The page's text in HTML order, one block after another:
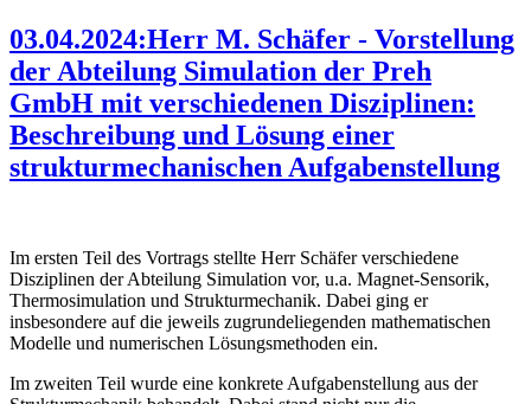
03.04.2024:Herr M. Schäfer - Vorstellung
der Abteilung Simulation der Preh
GmbH mit verschiedenen Disziplinen:
Beschreibung und Lösung einer
strukturmechanischen Aufgabenstellung
Im ersten Teil des Vortrags stellte Herr Schäfer verschiedene
Disziplinen der Abteilung Simulation vor, u.a. Magnet-Sensorik,
Thermosimulation und Strukturmechanik. Dabei ging er
insbesondere auf die jeweils zugrundeliegenden mathematischen
Modelle und numerischen Lösungsmethoden ein.
Im zweiten Teil wurde eine konkrete Aufgabenstellung aus der